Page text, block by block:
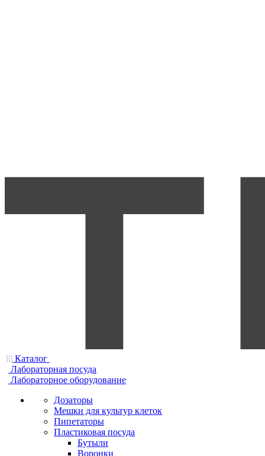
Каталог
Лабораторная посуда
Лабораторное оборудование
Дозаторы
Мешки для культур клеток
Пипетаторы
Пластиковая посуда
Бутыли
Воронки